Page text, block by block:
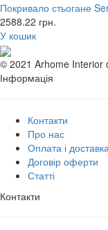
Покривало стьогане
2588.22 грн.
У кошик
© 2021 Arhome Interior
Інформація
Контакти
Про нас
Оплата і доставка
Договір оферти
Статті
Контакти